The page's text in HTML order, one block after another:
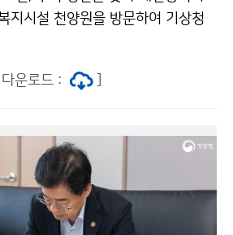
지시설 천양원을 방문하여 기상청
[ 다운로드 :